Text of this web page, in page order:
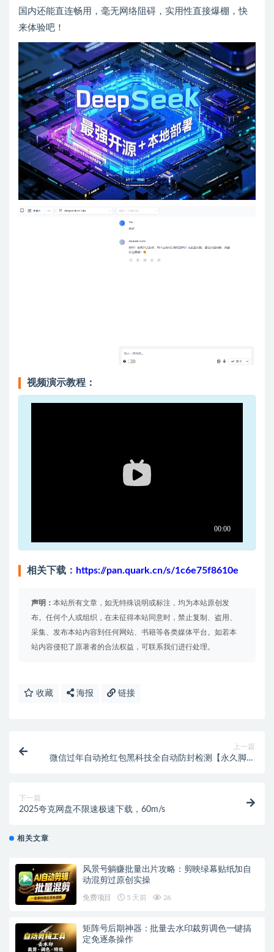
国内还能直连畅用，毫无网络阻碍，实用性直接爆棚，快
来体验吧！
视频演示教程：
相关下载： https://pan.quark.cn/s/1c6e75f8610e
声明： 本站所有文章，如无特殊说明或标注，均为本站原创发
布。任何个人或组织，在未征得本站同意时，禁止复制、盗用、
采集、发布本站内容到任何网站、书籍等各类媒体平台。如若本
站内容侵犯了原著者的合法权益，可联系我们进行处理。
收藏 海报 链接
上一篇
微信过年自动抢红包黑科技全自动防封检测【永久脚本
下一篇
2025夸克网盘不限速极速下载，60m/s
相关文章
风景号躺赚批量出片攻略：剪映绿幕贴纸加自
动混剪过原创实操
免费项目 5 天前 26
矩阵号后期神器：批量去水印裁剪调色一键搞
定免逐条操作